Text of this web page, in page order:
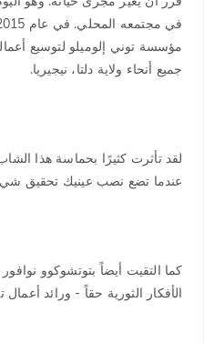
مؤسسة توني إلوميلو لتوسيع
جميع أنحاء ولاية دلتا، نيجيريا.
لقد تأثرت كثيرًا بحماسة هذا
عندما تضع نصب عينيك تحقيق
كما التقيت أيضاً بتوتشوكوو
الأفكار الثورية حقاً - ورائد أعمال